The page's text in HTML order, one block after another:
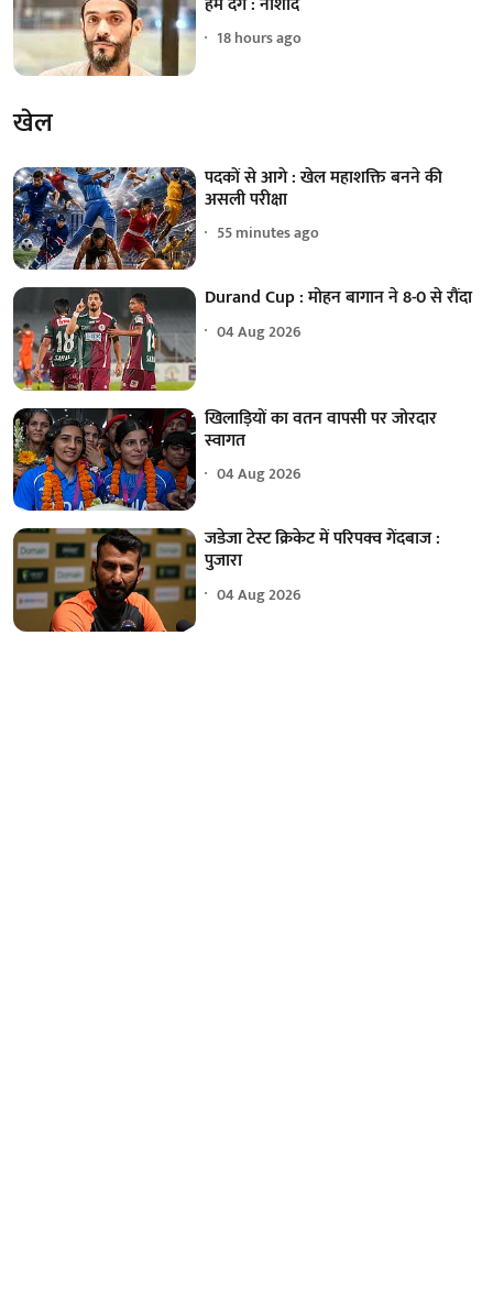
18 hours ago
खेल
पदकों से आगे : खेल महाशक्ति बनने की
असली परीक्षा
55 minutes ago
Durand Cup : मोहन बागान ने 8-0 से रौंदा
04 Aug 2026
खिलाड़ियों का वतन वापसी पर जोरदार
स्वागत
04 Aug 2026
जडेजा टेस्ट क्रिकेट में परिपक्व गेंदबाज :
पुजारा
04 Aug 2026